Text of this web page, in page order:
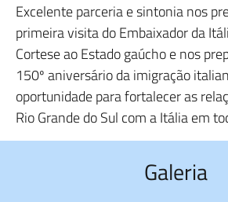
Excelente parceria e sintonia nos
primeira visita do Embaixador da
Cortese ao Estado gaúcho e nos
150º aniversário da imigração
oportunidade para fortalecer as
Rio Grande do Sul com a Itália em
Galeria